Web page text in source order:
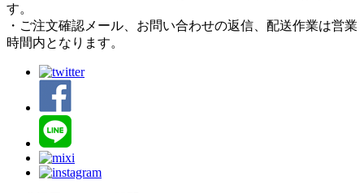
す。
・ご注文確認メール、お問い合わせの返信、配送作業は営業
時間内となります。